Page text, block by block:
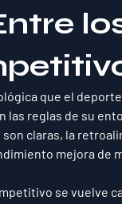
que el
reglas de su
claras, la
mejora de
se vuelve